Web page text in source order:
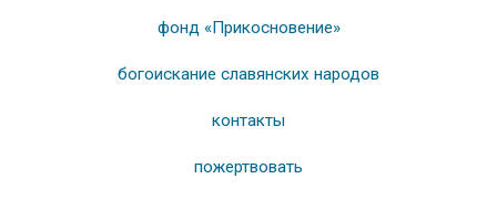
фонд «Прикосновение»
богоискание славянских народов
контакты
пожертвовать